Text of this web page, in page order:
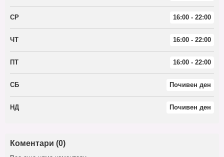
СР 16:00 - 22:00
ЧТ 16:00 - 22:00
ПТ 16:00 - 22:00
СБ Почивен ден
НД Почивен ден
Коментари (0)